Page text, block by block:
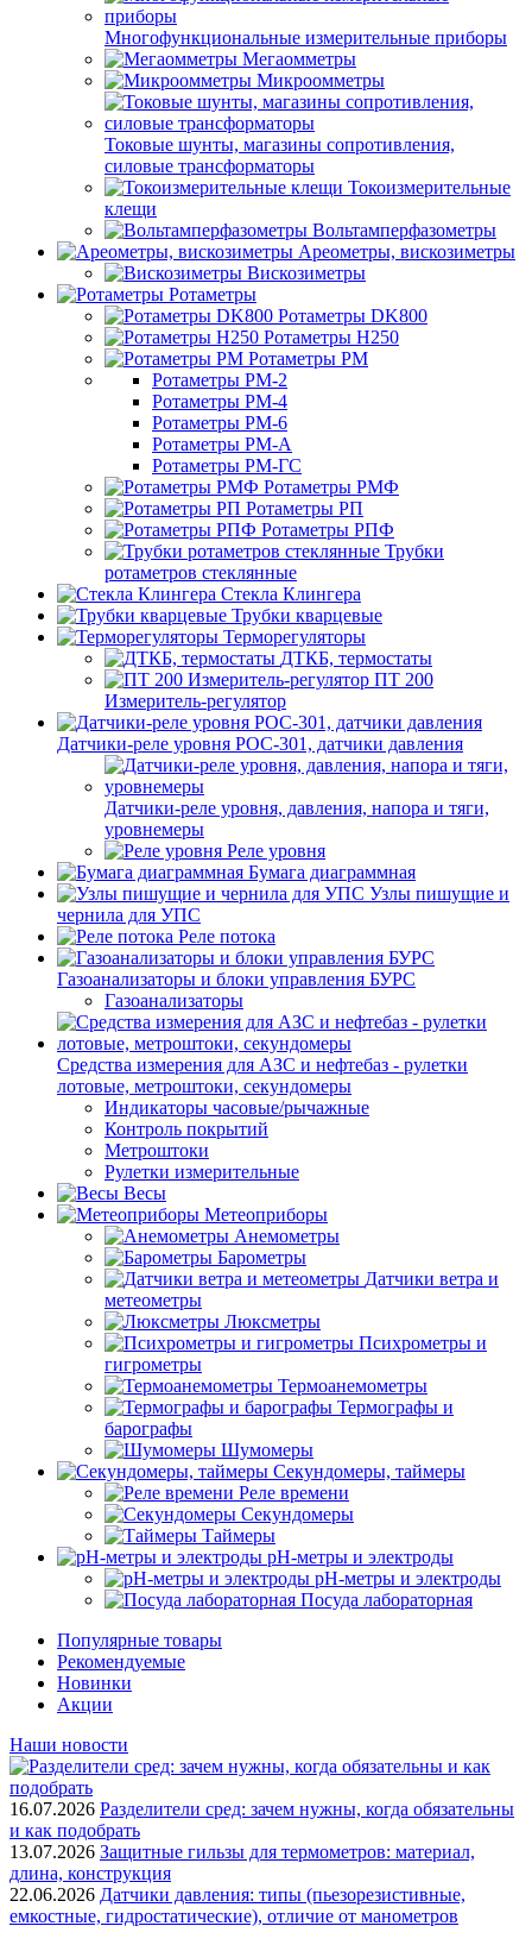
Многофункциональные измерительные приборы
Мегаомметры
Микроомметры
Токовые шунты, магазины сопротивления,
силовые трансформаторы
Токоизмерительные
клещи
Вольтамперфазометры
Ареометры, вискозиметры
Вискозиметры
Ротаметры
Ротаметры DK800
Ротаметры H250
Ротаметры РМ
Ротаметры РМ-2
Ротаметры РМ-4
Ротаметры РМ-6
Ротаметры РМ-А
Ротаметры РМ-ГС
Ротаметры РМФ
Ротаметры РП
Ротаметры РПФ
Трубки
ротаметров стеклянные
Стекла Клингера
Трубки кварцевые
Терморегуляторы
ДТКБ, термостаты
ПТ 200
Измеритель-регулятор
Датчики-реле уровня РОС-301, датчики давления
Датчики-реле уровня, давления, напора и тяги,
уровнемеры
Реле уровня
Бумага диаграммная
Узлы пишущие и
чернила для УПС
Реле потока
Газоанализаторы и блоки управления БУРС
Газоанализаторы
Средства измерения для АЗС и нефтебаз - рулетки
лотовые, метроштоки, секундомеры
Индикаторы часовые/рычажные
Контроль покрытий
Метроштоки
Рулетки измерительные
Весы
Метеоприборы
Анемометры
Барометры
Датчики ветра и
метеометры
Люксметры
Психрометры и
гигрометры
Термоанемометры
Термографы и
барографы
Шумомеры
Секундомеры, таймеры
Реле времени
Секундомеры
Таймеры
pH-метры и электроды
pH-метры и электроды
Посуда лабораторная
Популярные товары
Рекомендуемые
Новинки
Акции
Наши новости
16.07.2026 Разделители сред: зачем нужны, когда обязательны
и как подобрать
13.07.2026 Защитные гильзы для термометров: материал,
длина, конструкция
22.06.2026 Датчики давления: типы (пьезорезистивные,
емкостные, гидростатические), отличие от манометров